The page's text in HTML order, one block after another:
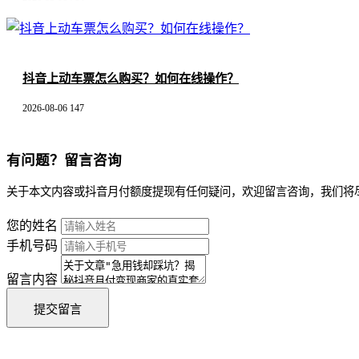
抖音上动车票怎么购买？如何在线操作？
2026-08-06 147
有问题？留言咨询
关于本文内容或抖音月付额度提现有任何疑问，欢迎留言咨询，我们将
您的姓名
手机号码
留言内容
提交留言